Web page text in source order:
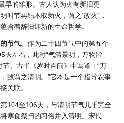
早的雏形。古人认为火有新旧更
时节再钻木取新火，谓之“改火”，
含着辞旧迎新的生命哲学。
节气。作为二十四节气中的第五个
天左右，此时“气清景明，万物皆
节。古书《岁时百问》中写道：“万
故谓之清明。”它本是一个指导农事
关联。
104至106天，与清明节气几乎完全
寒食祭扫的习俗并入清明。宋代